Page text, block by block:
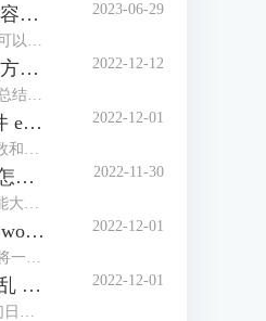
Excel错误提示您输入的内容不符合限制条件 Excel怎么解除限制输入内容
Excel是一款常用的办公软件，它可以帮助我们进行数据的录入、分析和处理。但是，有时候我们在使用Excel的时候，会遇到一些错误提示，比如“您输入的内容不符合限制条件”。这种情况下，我们应该怎么办呢？本文将为你介绍Excel错误提示您输入的内容不符合限制条件的原因和解决方法，以及Excel怎么解除限制输入内容的操作步骤。
2023-06-29
ppt图片设置透明度有几种方法 ppt图片设置透明度怎么弄
ppt是我们在日常工作汇报、年终总结时常用到的办公软件。为了使ppt看起来更加完美，我们有时会将ppt中的图片进行透明度设置，但有部分朋友不知道该如何进行操作，今天这篇文章就主要给大家介绍ppt图片设置透明度有几种方法，ppt图片设置透明度怎么弄的相关操作步骤，有需要的朋友可以详细参考本文详细内容。
2022-12-12
excelif函数怎么用多个条件 excelif函数大于等于并且小于怎么输入
excel表格中有许多不同功能的函数和公式，如求和、求积、求均数、筛选数据等等。今天，我们就来讲讲如何使用excel中的if函数，以及使用if函数过程中需要注意的一些操作技巧和方式，主要内容包括“excelif函数怎么用多个条件，excelif函数大于等于并且小于怎么输入”这两个问题。
2022-12-01
word更新目录后格式变了怎么办 word更新目录为什么有的没有显示
word自动生成目录和更新目录功能大家在写论文的时候应该都体会到了它的好用之处，但是有的小伙伴反应word更新目录后格式会变化，还有的时候更新了目录却没有显示，遇到这种情况该怎么办呢？
2022-11-30
word整页复制到另一文档 word整页复制格式不变
我们使用Word文档时，有时需要将一个Word文档中的内容整页复制到另一个文档中。通常我们会使用Ctrl+C，Ctrl+V进行复制粘贴，但是如果要将多个Word文档复制到一个文档中，这样操作起来就会降低工作效率。
2022-12-01
excel表格排序为什么会错乱 excel表格顺序都乱了怎么办
Microsoft 365中的excel表格是我们日常生活中经常需要用到的办公软件，在之前的文章中给大家介绍了excel排序和自定义排序的方法。有的小伙伴反应excel排序后数据错乱，这是因为方法没用对吗？为了解答大家的疑问，今天就给大家来分享一下excel表格排序为什么会错乱，excel表格顺序都乱了怎么办。
2022-12-01